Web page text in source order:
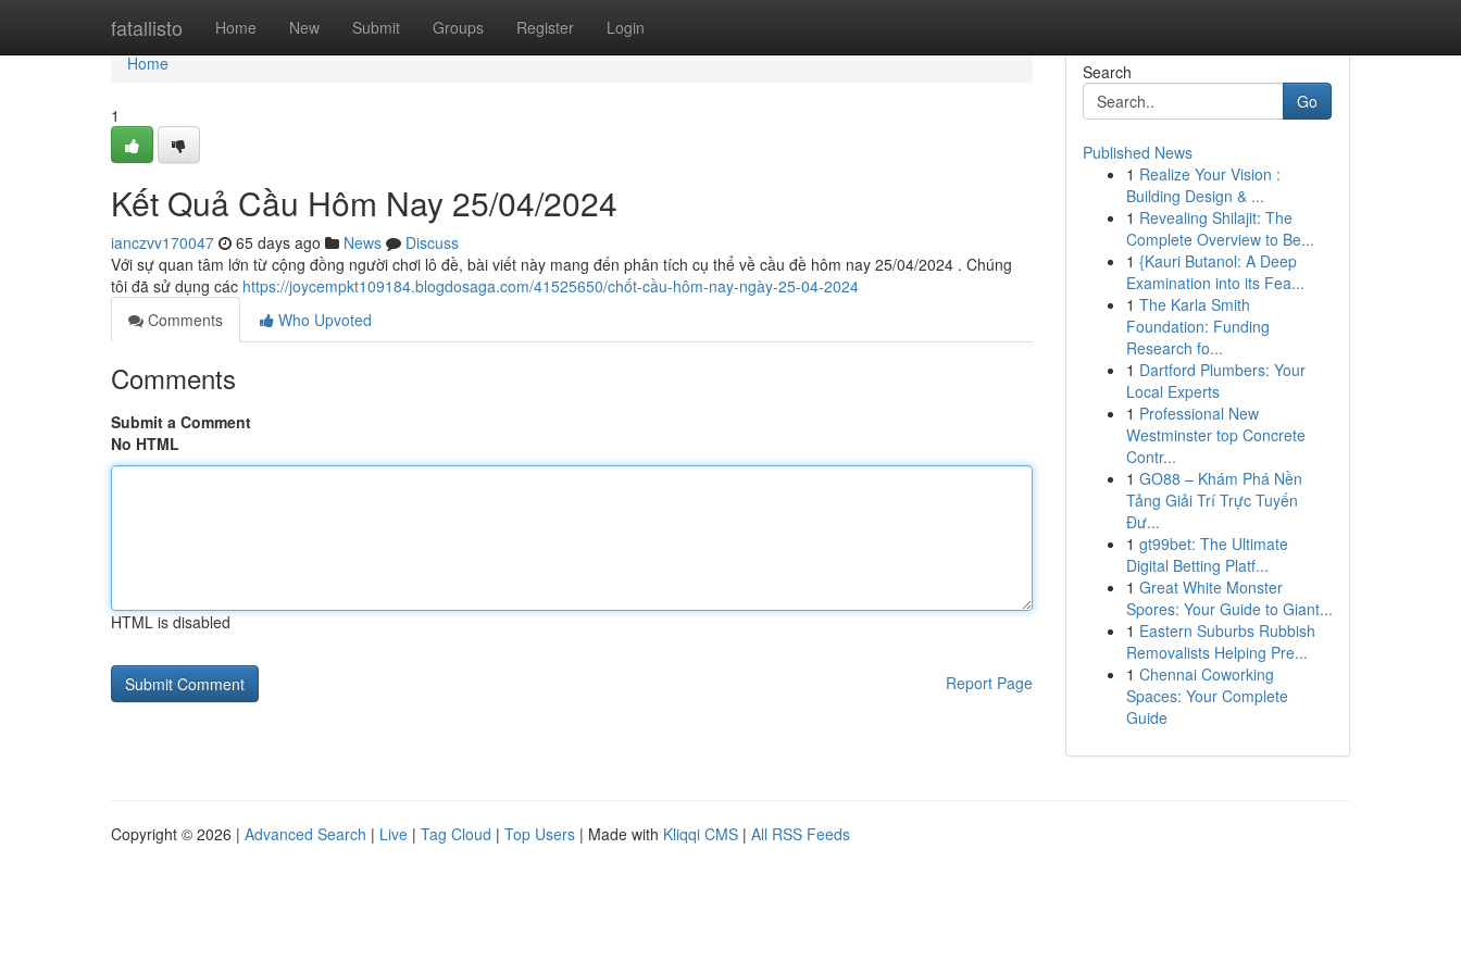
fatallisto Home New Submit Groups Register Login
Home
Home
1
Kết Quả Cầu Hôm Nay 25/04/2024
ianczvv170047 65 days ago News
Discuss
Với sự quan tâm lớn từ cộng đồng người chơi lô đề, bài viết này mang đến phân tích cụ thể về cầu đề hôm nay 25/04/2024 . Chúng
tôi đã sử dụng các https://joycempkt109184.blogdosaga.com/41525650/chốt-cầu-hôm-nay-ngày-25-04-2024
Comments
Who Upvoted
Comments
Submit a Comment
No HTML
HTML is disabled
Report Page
Search
Go
Published News
1 Realize Your Vision :
Building Design & ...
1 Revealing Shilajit: The
Complete Overview to Be...
1 {Kauri Butanol: A Deep
Examination into its Fea...
1 The Karla Smith
Foundation: Funding
Research fo...
1 Dartford Plumbers: Your
Local Experts
1 Professional New
Westminster top Concrete
Contr...
1 GO88 – Khám Phá Nền
Tảng Giải Trí Trực Tuyến
Đư...
1 gt99bet: The Ultimate
Digital Betting Platf...
1 Great White Monster
Spores: Your Guide to Giant...
1 Eastern Suburbs Rubbish
Removalists Helping Pre...
1 Chennai Coworking
Spaces: Your Complete
Guide
Copyright © 2026 | Advanced Search | Live | Tag Cloud | Top Users | Made with Kliqqi CMS | All RSS Feeds